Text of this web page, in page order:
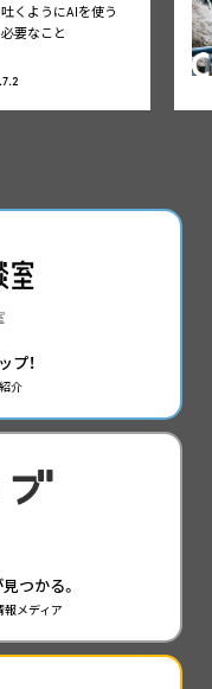
くようにAIを使う
要なこと
プ！
介
つかる。
報メディア